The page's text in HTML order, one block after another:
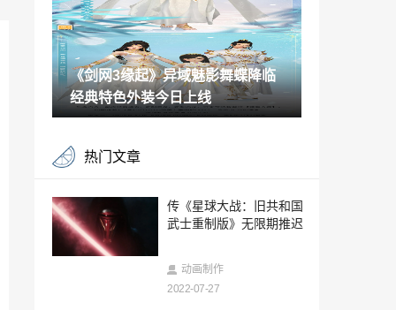
巧夺天工！全新《剑侠世界3》国风美妆捏
脸视频曝光
2022-07-26
《哥谭骑士》新概念艺术图：蝙蝠女和猫
头鹰法庭
2022-07-26
C壁纸
逆战十周年猎场塔防终极毕业 送全新近战
星能偃月
2022-07-26
西山居CEO郭炜炜《精品游戏的未来之
《剑网3缘起》异域魅影舞蝶降临
经典特色外装今日上线
热门文章
传《星球大战：旧共和国
武士重制版》无限期推迟
动画制作
2022-07-27